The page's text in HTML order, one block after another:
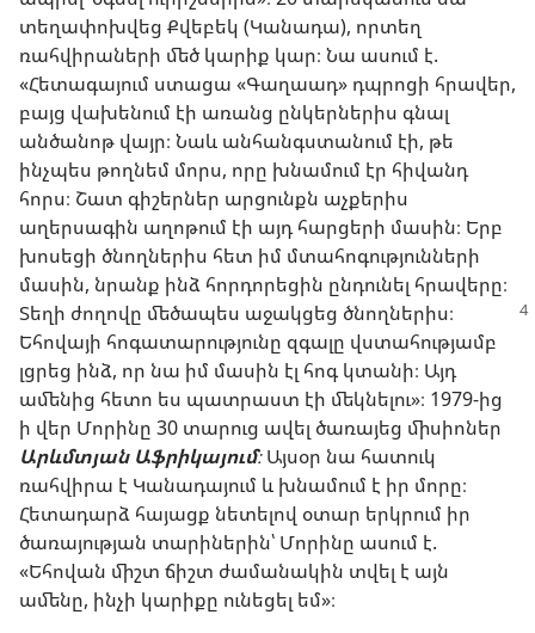
տեղափոխվեց Քվեբեկ (Կանադա), որտեղ
ռահվիրաների մեծ կարիք կար։ Նա ասում է.
«Հետագայում ստացա «Գաղաադ» դպրոցի հրավեր,
բայց վախենում էի առանց ընկերներիս գնալ
անծանոթ վայր։ Նաև անհանգստանում էի, թե
ինչպես թողնեմ մորս, որը խնամում էր հիվանդ
հորս։ Շատ գիշերներ արցունքն աչքերիս
աղերսագին աղոթում էի այդ հարցերի մասին։ Երբ
խոսեցի ծնողներիս հետ իմ մտահոգությունների
մասին, նրանք ինձ հորդորեցին ընդունել հրավերը։
Տեղի ժողովը մեծապես աջակցեց ծնողներիս։
Եհովայի հոգատարությունը զգալը վստահությամբ
լցրեց ինձ, որ նա իմ մասին էլ հոգ կտանի։ Այդ
ամենից հետո ես պատրաստ էի մեկնելու»։ 1979-ից
ի վեր Մորինը 30 տարուց ավել ծառայեց միսիոներ
Արևմտյան Աֆրիկայում։Այսօր նա հատուկ
ռահվիրա է Կանադայում և խնամում է իր մորը։
Հետադարձ հայացք նետելով օտար երկրում իր
ծառայության տարիներին՝ Մորինը ասում է.
«Եհովան միշտ ճիշտ ժամանակին տվել է այն
ամենը, ինչի կարիքը ունեցել եմ»։